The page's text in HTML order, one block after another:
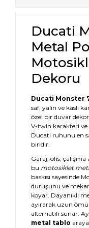
Ducati
Metal
Dekoru
Ducati Monster
saf, yalın ve kaslı
özel bir duvar
V-twin karakteri ve
Ducati ruhunu en
biridir.
Garaj, ofis, çalışma
bu motosiklet
baskısı sayesinde
duruşunu ve
koyar. Dayanıklı
ayırarak uzun
alternatifi sunar.
metal tablo